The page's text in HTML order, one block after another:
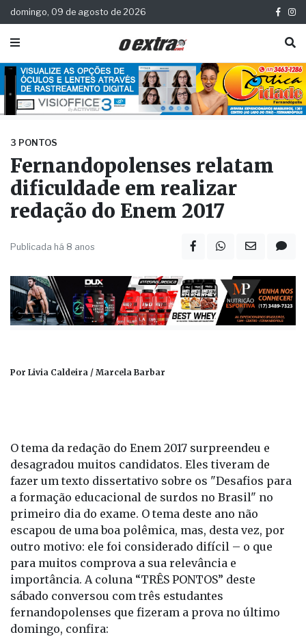
domingo, 09 de agosto de 2026
3 PONTOS
Fernandopolenses relatam
dificuldade em realizar
redação do Enem 2017
O tema da redação do Enem 2017 surpreendeu e
desagradou muitos candidatos. Eles tiveram de
fazer um texto dissertativo sobre os "Desafios para
a formação educacional de surdos no Brasil" no
primeiro dia do exame. O tema deste ano não
escapou de uma boa polêmica, mas, desta vez, por
outro motivo: ele foi considerado difícil – o que
para muitos comprova a sua relevância e
importância. A coluna “TRÊS PONTOS” deste
sábado conversou com três estudantes
fernandopolenses que fizeram a prova no último